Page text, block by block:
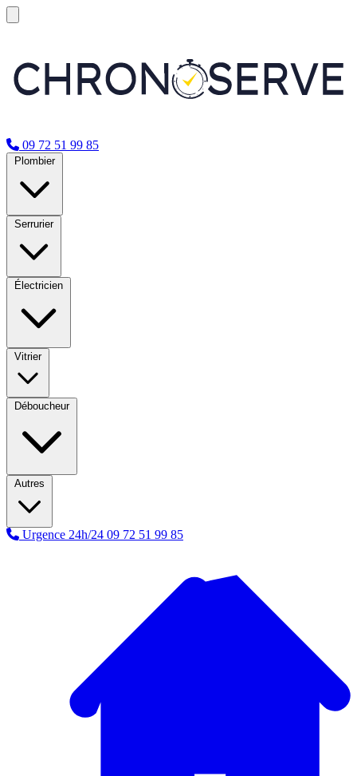
09 72 51 99 85
Plombier
Serrurier
Électricien
Vitrier
Déboucheur
Autres
Urgence 24h/24 09 72 51 99 85